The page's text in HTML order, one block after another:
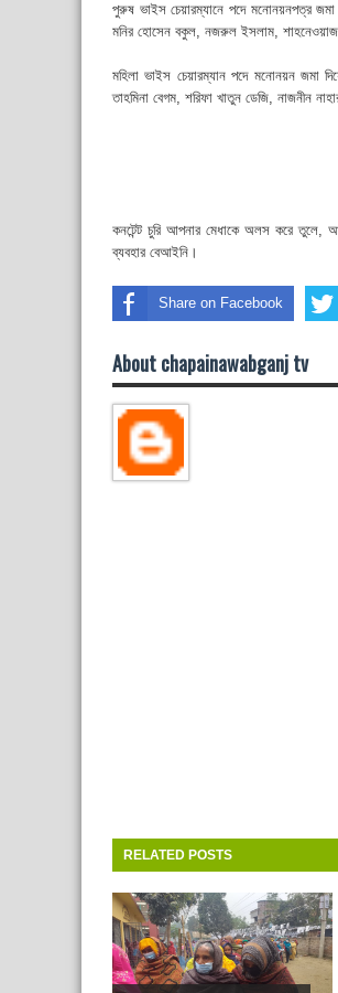
পুরুষ ভাইস চেয়ারম্যানে পদে মনোনয়নপত্র
মনির হোসেন বকুল, নজরুল ইসলাম, শাহনেওয়াজ
মহিলা ভাইস চেয়ারম্যান পদে মনোনয়ন জমা
তাহমিনা বেগম, শরিফা খাতুন ডেজি, নাজনীন
কনটেন্ট চুরি আপনার মেধাকে অলস করে তুলে,
ব্যবহার বেআইনি।
Share on Facebook
About chapainawabganj tv
RELATED POSTS